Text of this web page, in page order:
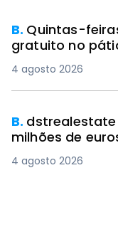
B. Quintas-
gratuito no
4 agosto 2026
B.
milhões de
4 agosto 2026